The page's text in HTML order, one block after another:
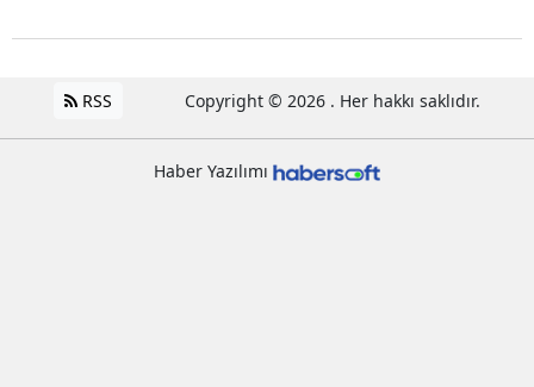
RSS Copyright © 2026 . Her hakkı saklıdır.
Haber Yazılımı